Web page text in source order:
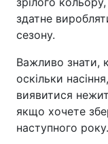
здатне
сезону.
Важливо знати,
оскільки
виявитися
якщо хочете
наступного року.